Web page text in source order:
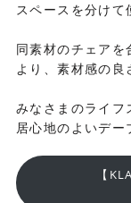
スペースを分けて
同素材のチェアを
より、素材感の良
みなさまのライフ
居心地のよいデー
【